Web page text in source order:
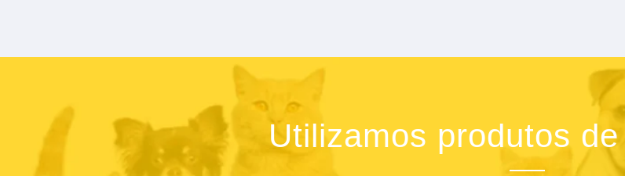
Utilizamos produtos